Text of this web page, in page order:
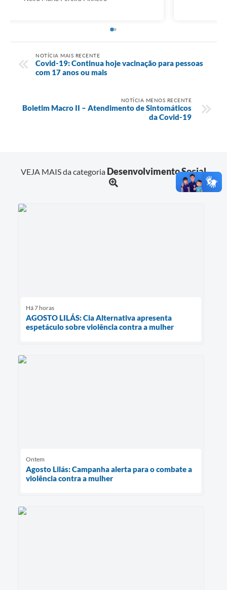
NOTÍCIA MAIS RECENTE
Covid-19: Continua hoje vacinação para pessoas
com 17 anos ou mais
NOTÍCIA MENOS RECENTE
Boletim Macro II – Atendimento de Sintomáticos
da Covid-19
VEJA MAIS da categoria Desenvolvimento Social
Há 7 horas
AGOSTO LILÁS: Cia Alternativa apresenta
espetáculo sobre violência contra a mulher
Ontem
Agosto Lilás: Campanha alerta para o combate a
violência contra a mulher